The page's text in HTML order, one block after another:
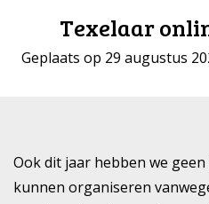
Texelaar
Geplaats op 29 augustus
Ook dit jaar hebben we
kunnen organiseren